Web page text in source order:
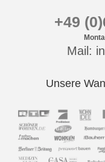
+49
Mail:
Unsere